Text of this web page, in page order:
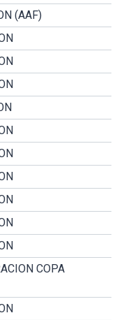
(AAF)
COPA